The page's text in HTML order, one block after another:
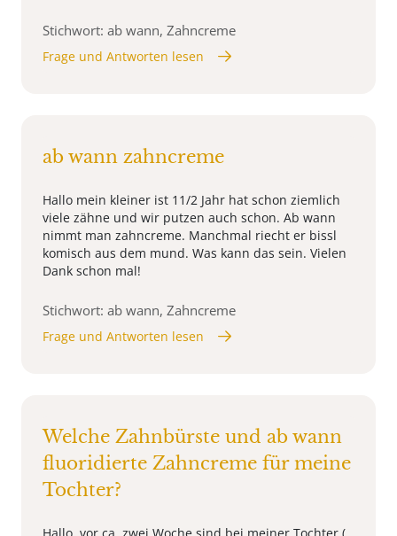
Stichwort: ab wann, Zahncreme
Frage und Antworten lesen
ab wann zahncreme
Hallo mein kleiner ist 11/2 Jahr hat schon ziemlich
viele zähne und wir putzen auch schon. Ab wann
nimmt man zahncreme. Manchmal riecht er bissl
komisch aus dem mund. Was kann das sein. Vielen
Dank schon mal!
Stichwort: ab wann, Zahncreme
Frage und Antworten lesen
Welche Zahnbürste und ab wann
fluoridierte Zahncreme für meine
Tochter?
Hallo, vor ca. zwei Woche sind bei meiner Tochter (